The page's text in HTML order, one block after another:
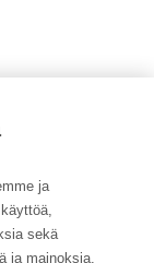
ja
sekä
ja mainoksia.